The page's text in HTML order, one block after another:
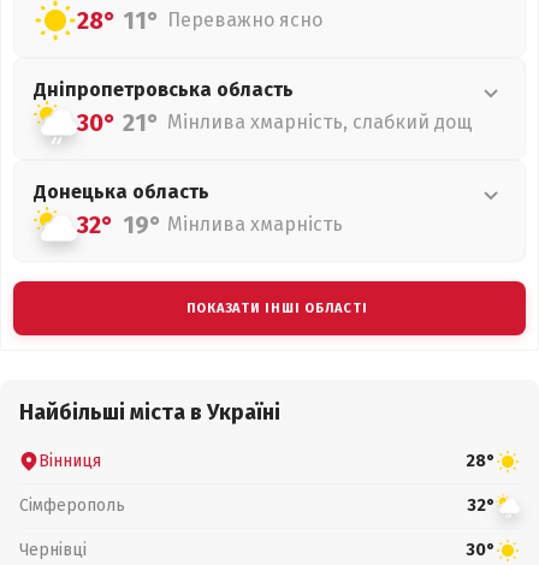
28° 11° Переважно ясно
Дніпропетровська область
30° 21° Мінлива хмарність, слабкий дощ
Донецька область
32° 19° Мінлива хмарність
ПОКАЗАТИ ІНШІ ОБЛАСТІ
Найбільші міста в Україні
Вінниця 28°
Сімферополь 32°
Чернівці 30°